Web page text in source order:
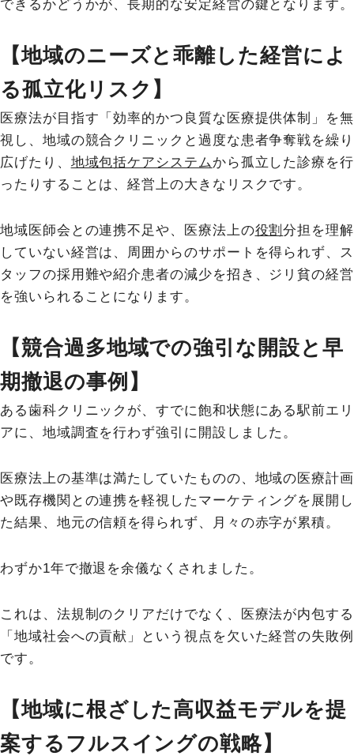
できるかどうかが、長期的な安定経営の鍵となります。
【地域のニーズと乖離した経営によ
る孤立化リスク】
医療法が目指す「効率的かつ良質な医療提供体制」を無
視し、地域の競合クリニックと過度な患者争奪戦を繰り
広げたり、 地域包括ケアシステムから孤立した診療を行
ったりすることは、経営上の大きなリスクです。
地域医師会との連携不足や、医療法上の役割分担を理解
していない経営は、周囲からのサポートを得られず、ス
タッフの採用難や紹介患者の減少を招き、ジリ貧の経営
を強いられることになります。
【競合過多地域での強引な開設と早
期撤退の事例】
ある歯科クリニックが、すでに飽和状態にある駅前エリ
アに、地域調査を行わず強引に開設しました。
医療法上の基準は満たしていたものの、地域の医療計画
や既存機関との連携を軽視したマーケティングを展開し
た結果、地元の信頼を得られず、月々の赤字が累積。
わずか1年で撤退を余儀なくされました。
これは、法規制のクリアだけでなく、医療法が内包する
「地域社会への貢献」という視点を欠いた経営の失敗例
です。
【地域に根ざした高収益モデルを提
案するフルスイングの戦略】